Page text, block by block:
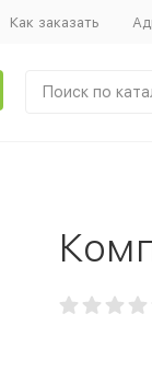
Как заказать